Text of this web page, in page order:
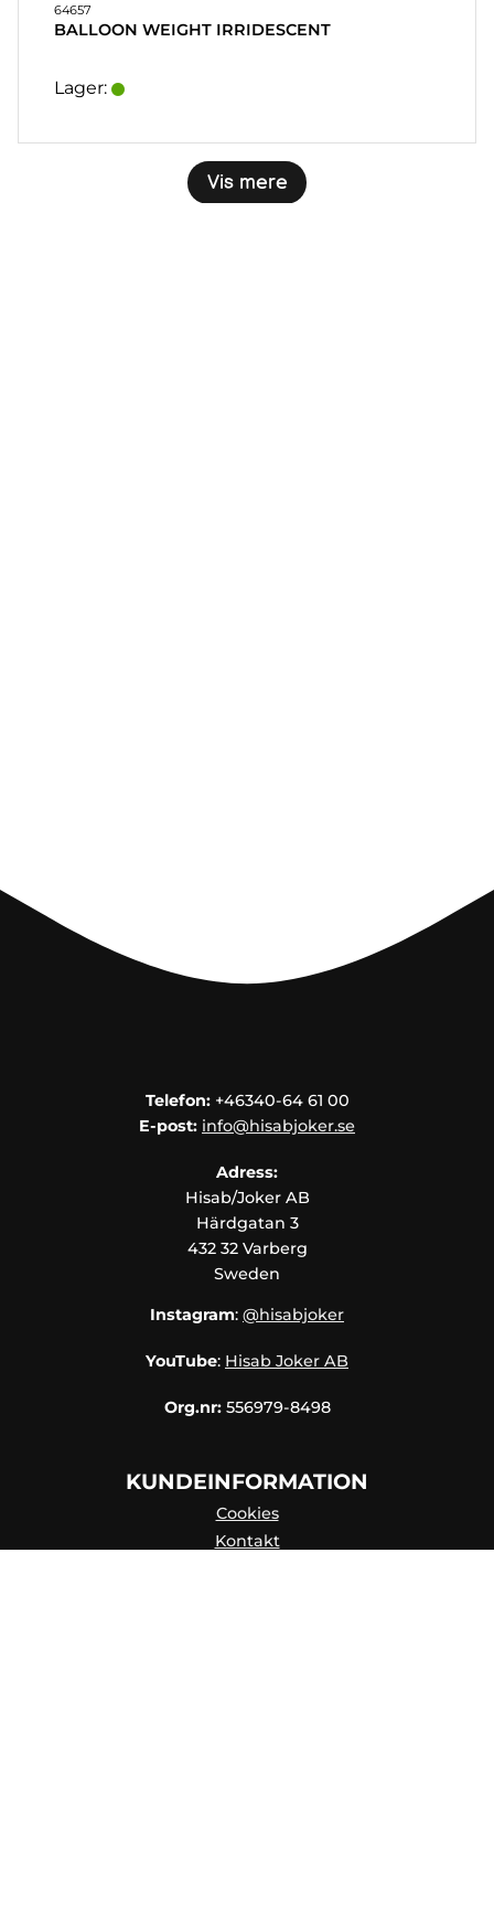
64657
BALLOON WEIGHT IRRIDESCENT
Lager:
Vis mere
Telefon:+46340-64 61 00
E-post: info@hisabjoker.se
Adress:
Hisab/Joker AB
Härdgatan 3
432 32 Varberg
Sweden
Instagram: @hisabjoker
YouTube: Hisab Joker AB
Org.nr: 556979-8498
KUNDEINFORMATION
Cookies
Kontakt